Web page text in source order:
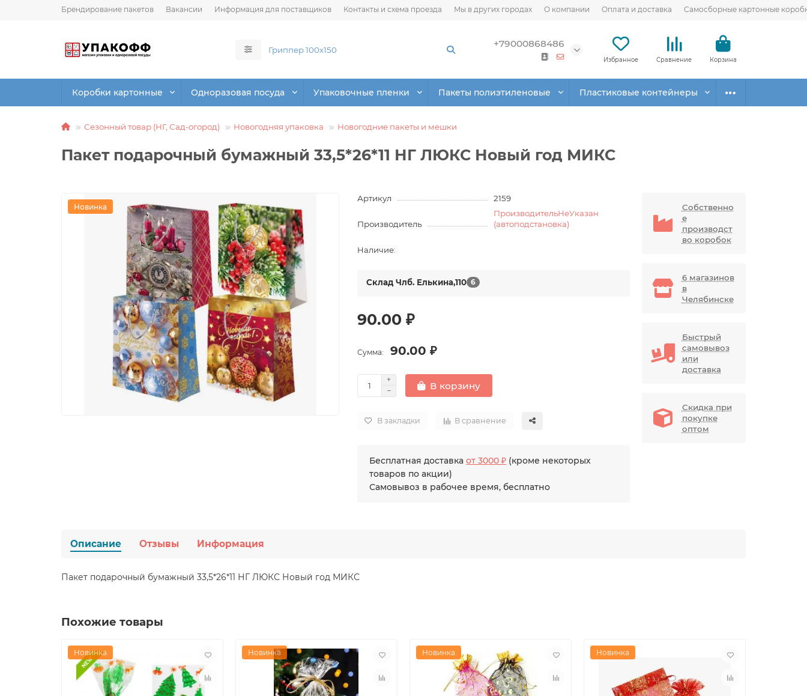
Брендирование пакетов Вакансии Информация для поставщиков Контакты и схема проезда Мы в других городах О компании Оплата и доставка Самосборные картонные
+79000868486
Избранное Сравнение Корзина
Коробки картонные Одноразовая посуда Упаковочные пленки Пакеты полиэтиленовые Пластиковые контейнеры
Сезонный товар (НГ, Сад-огород) Новогодняя упаковка Новогодние пакеты и мешки
Пакет подарочный бумажный 33,5*26*11 НГ ЛЮКС Новый год МИКС
Новинка
Артикул 2159
Производитель
ПроизводительНеУказан
(автоподстановка)
Наличие:
Склад Члб. Елькина,110 6
90.00 ₽
Сумма: 90.00 ₽
В корзину
В закладки В сравнение
Бесплатная доставкаот 3000 ₽ (кроме некоторых
товаров по акции)
Самовывоз в рабочее время, бесплатно
Собственно
е
производст
во коробок
6 магазинов
в
Челябинске
Быстрый
самовывоз
или
доставка
Скидка при
покупке
оптом
Описание Отзывы Информация
Пакет подарочный бумажный 33,5*26*11 НГ ЛЮКС Новый год МИКС
Похожие товары
Новинка Новинка Новинка Новинка